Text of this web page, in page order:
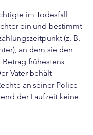
im Todesfall
ein und bestimmt
(z. B.
an dem sie den
frühestens
Vater behält
an seiner Police
der Laufzeit keine